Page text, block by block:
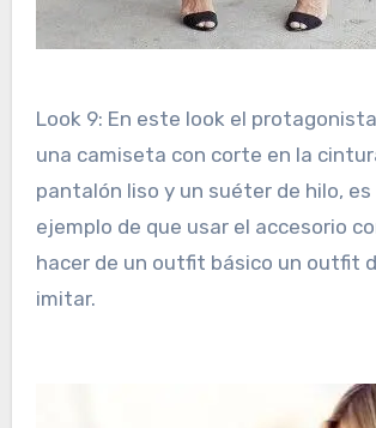
Look 9: En este look el
una camiseta con corte en la
pantalón liso y un suéter de hilo, es
ejemplo de que usar el accesorio
hacer de un outfit básico un outfit
imitar.